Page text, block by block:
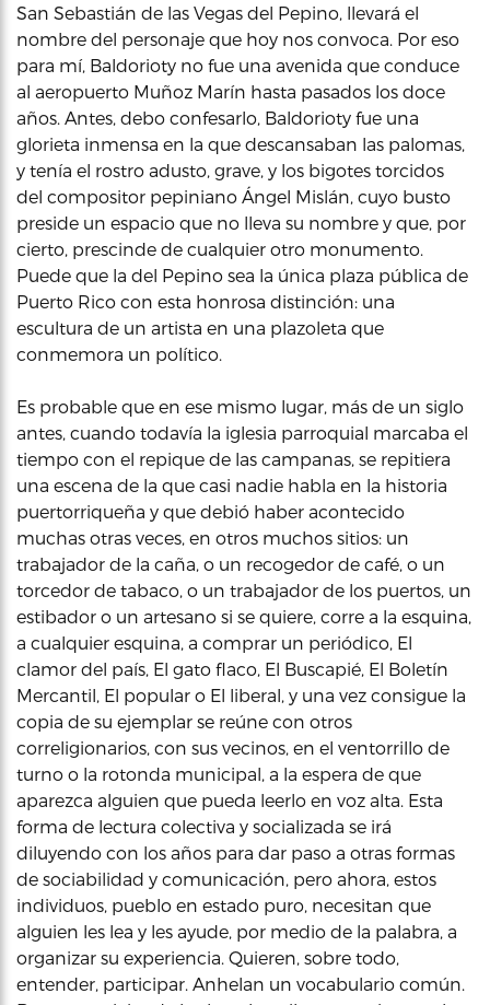
San Sebastián de las Vegas del Pepino, llevará el
nombre del personaje que hoy nos convoca. Por eso
para mí, Baldorioty no fue una avenida que conduce
al aeropuerto Muñoz Marín hasta pasados los doce
años. Antes, debo confesarlo, Baldorioty fue una
glorieta inmensa en la que descansaban las palomas,
y tenía el rostro adusto, grave, y los bigotes torcidos
del compositor pepiniano Ángel Mislán, cuyo busto
preside un espacio que no lleva su nombre y que, por
cierto, prescinde de cualquier otro monumento.
Puede que la del Pepino sea la única plaza pública de
Puerto Rico con esta honrosa distinción: una
escultura de un artista en una plazoleta que
conmemora un político.
Es probable que en ese mismo lugar, más de un siglo
antes, cuando todavía la iglesia parroquial marcaba el
tiempo con el repique de las campanas, se repitiera
una escena de la que casi nadie habla en la historia
puertorriqueña y que debió haber acontecido
muchas otras veces, en otros muchos sitios: un
trabajador de la caña, o un recogedor de café, o un
torcedor de tabaco, o un trabajador de los puertos, un
estibador o un artesano si se quiere, corre a la esquina,
a cualquier esquina, a comprar un periódico, El
clamor del país, El gato flaco, El Buscapié, El Boletín
Mercantil, El popular o El liberal, y una vez consigue la
copia de su ejemplar se reúne con otros
correligionarios, con sus vecinos, en el ventorrillo de
turno o la rotonda municipal, a la espera de que
aparezca alguien que pueda leerlo en voz alta. Esta
forma de lectura colectiva y socializada se irá
diluyendo con los años para dar paso a otras formas
de sociabilidad y comunicación, pero ahora, estos
individuos, pueblo en estado puro, necesitan que
alguien les lea y les ayude, por medio de la palabra, a
organizar su experiencia. Quieren, sobre todo,
entender, participar. Anhelan un vocabulario común.